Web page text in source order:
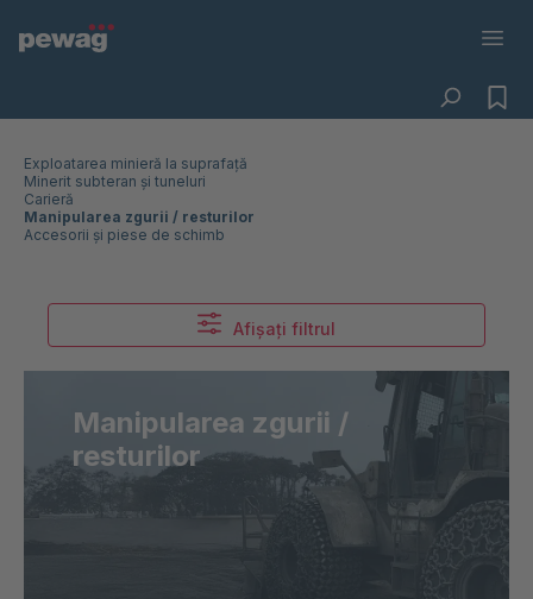
Exploatarea minieră la suprafață
Minerit subteran și tuneluri
Carieră
Manipularea zgurii / resturilor
Accesorii și piese de schimb
Afișați filtrul
Manipularea zgurii /
resturilor